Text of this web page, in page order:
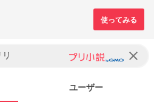
clear
ユーザー